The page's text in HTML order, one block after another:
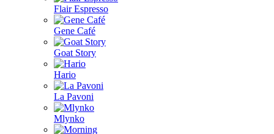
Flair Espresso
Gene Café
Goat Story
Hario
La Pavoni
Mlynko